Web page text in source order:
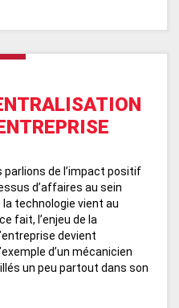
parlions de l’impact positif
d’affaires au sein
technologie vient au
fait, l’enjeu de la
devient
d’un mécanicien
un peu partout dans son